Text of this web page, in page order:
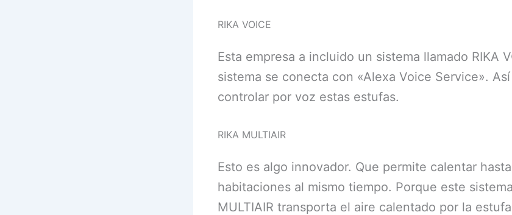
RIKA VOICE
Esta empresa a incluido un sistema llamado RIKA
sistema se conecta con «Alexa Voice Service».
controlar por voz estas estufas.
RIKA MUL­TI­AIR
Esto es algo innovador. Que permite calentar
habitaciones al mismo tiempo. Porque este
MULTIAIR transporta el aire calentado por la